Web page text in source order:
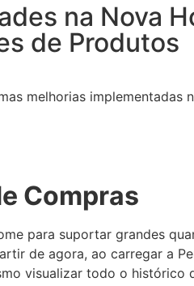
na Nova
de Produtos
melhorias implementadas
Compras
para suportar grandes
de agora, ao carregar a
visualizar todo o histórico